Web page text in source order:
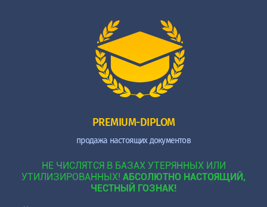
PREMIUM-DIPLOM
продажа настоящих документов
НЕ ЧИСЛЯТСЯ В БАЗАХ УТЕРЯННЫХ ИЛИ
УТИЛИЗИРОВАННЫХ! АБСОЛЮТНО НАСТОЯЩИЙ,
ЧЕСТНЫЙ ГОЗНАК!